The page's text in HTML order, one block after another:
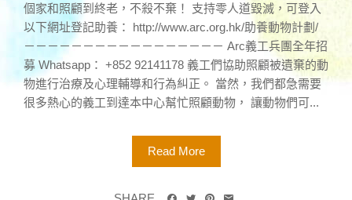
個家和照顧到終老，不殺不棄！ 支持零人道毀滅，可登入
以下網址登記助養： http://www.arc.org.hk/助養動物計劃/
－－－－－－－－－－－－－－－－－ Arc義工兵團全年招
募 Whatsapp： +852 92141178 義工們協助照顧被遺棄的動
物進行治療及心理輔導和行為糾正。 當然，我們都急需要
很多熱心的義工到達本中心幫忙照顧動物， 讓動物們可...
Read More